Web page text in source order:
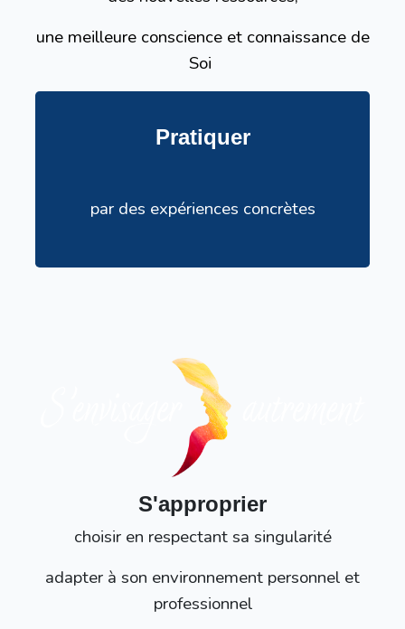
une meilleure conscience et connaissance de
Soi
Pratiquer
par des expériences concrètes
S'approprier
choisir en respectant sa singularité
adapter à son environnement personnel et
professionnel